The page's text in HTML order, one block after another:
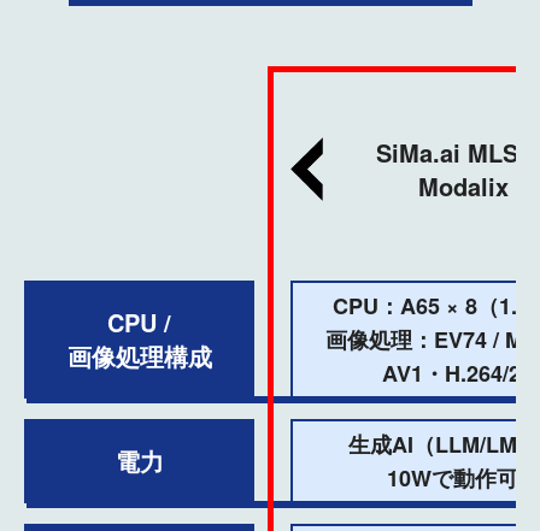
SiMa.ai
Modalix
CPU /
画像処理構成
CPU：A65 × 8（
画像処理：EV74 /
AV1・H.264/
電力
生成AI（LLM/
10Wで動作可能